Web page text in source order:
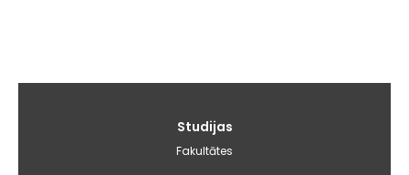
Studijas
Fakultātes